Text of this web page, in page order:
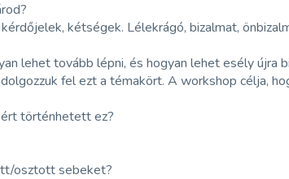
kétségek. Lélekrágó, bizalmat,
lehet tovább lépni, és hogyan lehet esély újra
fel ezt a témakört. A workshop célja,
történhetett ez?
osztott sebeket?